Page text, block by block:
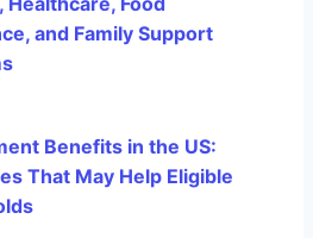
and Family Support
Benefits in the US:
That May Help Eligible